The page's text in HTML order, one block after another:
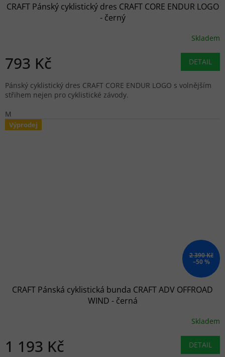
CRAFT Pánský cyklistický dres CRAFT CORE ENDUR LOGO
- černý
Skladem
793 Kč DETAIL
Pánský cyklistický dres CRAFT CORE ENDUR LOGO s volnějším
střihem nejen pro cyklistické závody.
M
Výprodej
2 390 Kč
–50 %
CRAFT Pánská cyklistická bunda CRAFT ADV OFFROAD
WIND - černá
Skladem
1 193 Kč DETAIL